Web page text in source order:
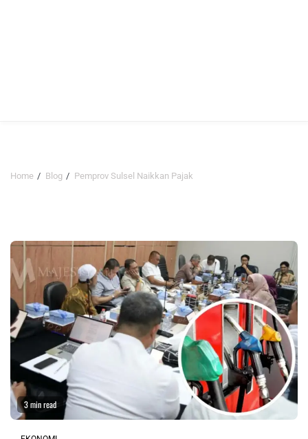
Home Blog Pemprov Sulsel Naikkan Pajak
3 min read